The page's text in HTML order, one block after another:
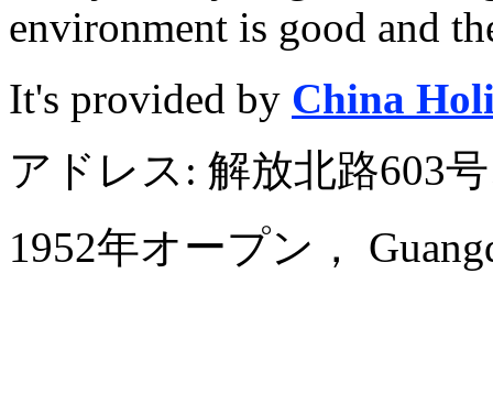
environment is good and
It's provided by China
アドレス: 解放北路603
1952年オープン，